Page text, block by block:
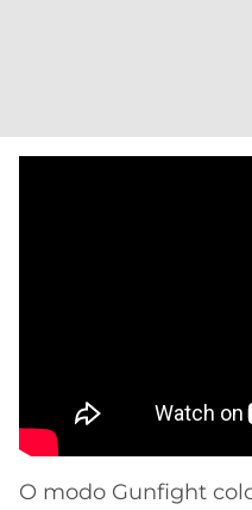
O modo Gunfight